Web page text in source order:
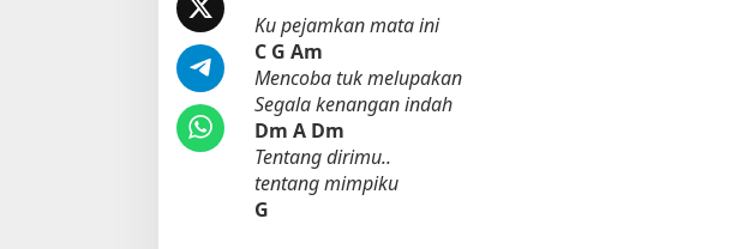
Ku pejamkan mata ini
C G Am
Mencoba tuk melupakan
Segala kenangan indah
Dm A Dm
Tentang dirimu..
tentang mimpiku
G